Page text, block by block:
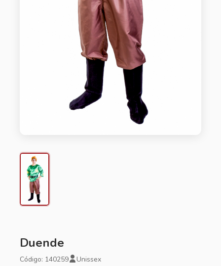
Duende
Código: 140259 Unissex